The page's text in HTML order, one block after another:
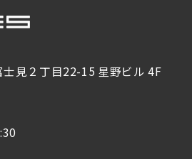
見２丁目22-15 星野ビル 4F